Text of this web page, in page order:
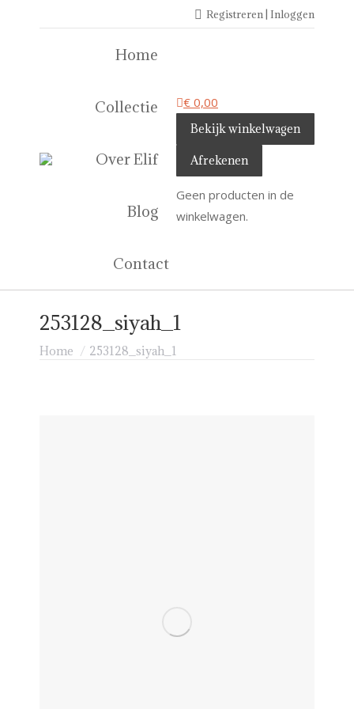
Registreren | Inloggen
Home
Collectie
Over Elif
Blog
Contact
€ 0,00
Bekijk winkelwagen
Afrekenen
Geen producten in de
winkelwagen.
253128_siyah_1
Je bent hier:
Home 253128_siyah_1